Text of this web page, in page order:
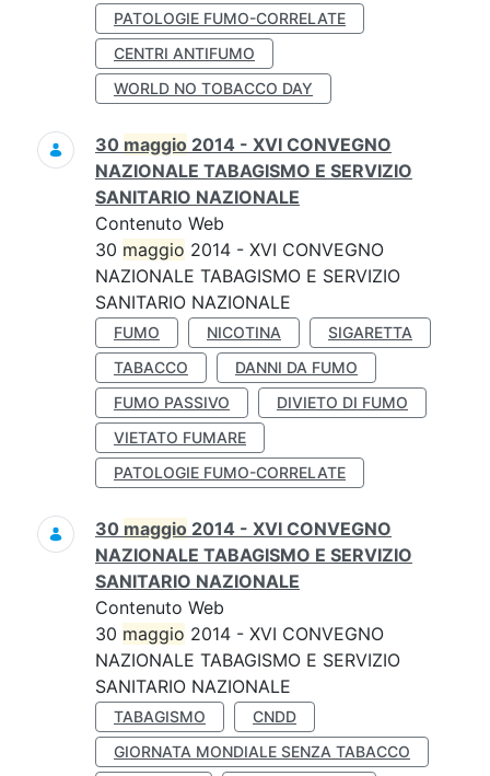
PATOLOGIE FUMO-CORRELATE
CENTRI ANTIFUMO
WORLD NO TOBACCO DAY
30 maggio 2014 - XVI CONVEGNO
NAZIONALE TABAGISMO E SERVIZIO
SANITARIO NAZIONALE
Contenuto Web
30 maggio 2014 - XVI CONVEGNO
NAZIONALE TABAGISMO E SERVIZIO
SANITARIO NAZIONALE
FUMO NICOTINA
SIGARETTA
TABACCO
DANNI DA FUMO
FUMO PASSIVO
DIVIETO DI FUMO
VIETATO FUMARE
PATOLOGIE FUMO-CORRELATE
30 maggio 2014 - XVI CONVEGNO
NAZIONALE TABAGISMO E SERVIZIO
SANITARIO NAZIONALE
Contenuto Web
30 maggio 2014 - XVI CONVEGNO
NAZIONALE TABAGISMO E SERVIZIO
SANITARIO NAZIONALE
TABAGISMO
CNDD
GIORNATA MONDIALE SENZA TABACCO